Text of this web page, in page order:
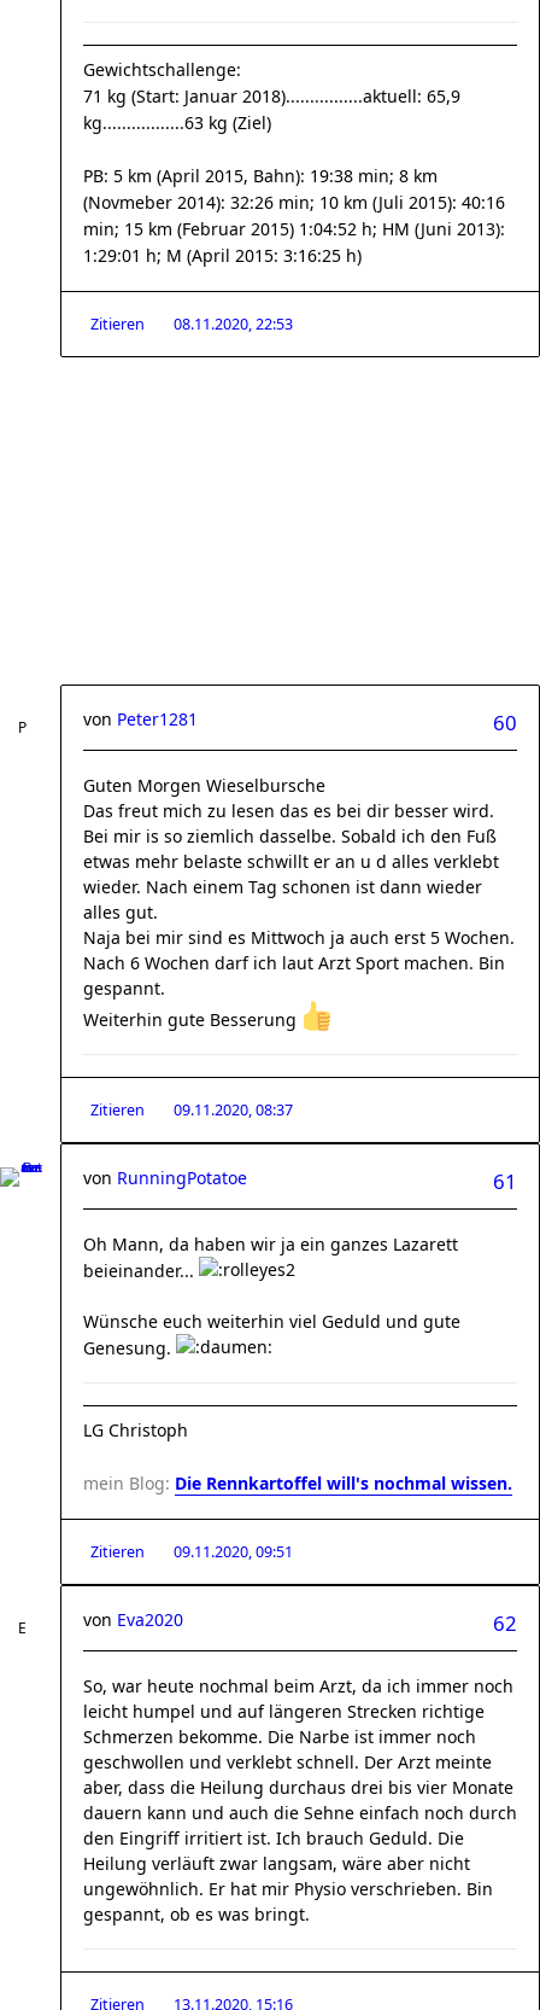
Gewichtschallenge:
71 kg (Start: Januar 2018)................aktuell: 65,9
kg.................63 kg (Ziel)
PB: 5 km (April 2015, Bahn): 19:38 min; 8 km
(Novmeber 2014): 32:26 min; 10 km (Juli 2015): 40:16
min; 15 km (Februar 2015) 1:04:52 h; HM (Juni 2013):
1:29:01 h; M (April 2015: 3:16:25 h)
Zitieren 08.11.2020, 22:53
60
von Peter1281
Guten Morgen Wieselbursche
Das freut mich zu lesen das es bei dir besser wird.
Bei mir is so ziemlich dasselbe. Sobald ich den Fuß
etwas mehr belaste schwillt er an u d alles verklebt
wieder. Nach einem Tag schonen ist dann wieder
alles gut.
Naja bei mir sind es Mittwoch ja auch erst 5 Wochen.
Nach 6 Wochen darf ich laut Arzt Sport machen. Bin
gespannt.
Weiterhin gute Besserung
Zitieren 09.11.2020, 08:37
61
von RunningPotatoe
Oh Mann, da haben wir ja ein ganzes Lazarett
beieinander...
Wünsche euch weiterhin viel Geduld und gute
Genesung.
LG Christoph
mein Blog: Die Rennkartoffel will's nochmal wissen.
Zitieren 09.11.2020, 09:51
62
von Eva2020
So, war heute nochmal beim Arzt, da ich immer noch
leicht humpel und auf längeren Strecken richtige
Schmerzen bekomme. Die Narbe ist immer noch
geschwollen und verklebt schnell. Der Arzt meinte
aber, dass die Heilung durchaus drei bis vier Monate
dauern kann und auch die Sehne einfach noch durch
den Eingriff irritiert ist. Ich brauch Geduld. Die
Heilung verläuft zwar langsam, wäre aber nicht
ungewöhnlich. Er hat mir Physio verschrieben. Bin
gespannt, ob es was bringt.
Zitieren 13.11.2020, 15:16